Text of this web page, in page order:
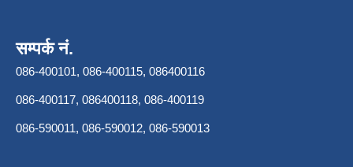
सम्पर्क नं.
086-400101, 086-400115, 086400116
086-400117, 086400118, 086-400119
086-590011, 086-590012, 086-590013